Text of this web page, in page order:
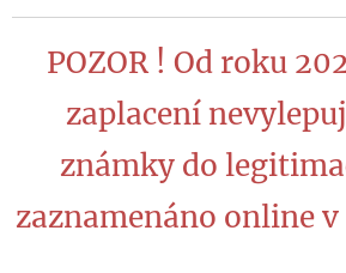
POZOR ! Od roku
zaplacení
známky do
zaznamenáno online v